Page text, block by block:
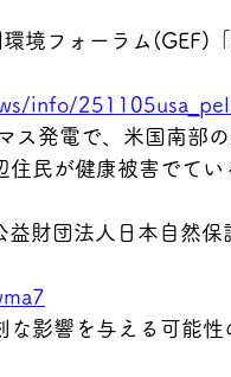
境フォーラム(GEF)
info/
ス発電で、米国南部
民が健康被害でてい
財団法人日本自然保
な影響を与える可能